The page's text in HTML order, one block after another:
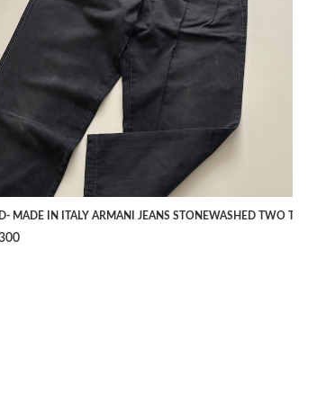
MADE IN ITALY ARMANI JEANS STONEWASHED TWO TUCK